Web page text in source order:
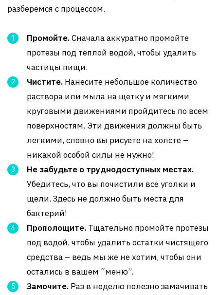
разберемся с процессом.
Промойте.Сначала аккуратно промойте
протезы под теплой водой, чтобы удалить
частицы пищи.
Чистите. Нанесите небольшое количество
раствора или мыла на щетку и мягкими
круговыми движениями пройдитесь по всем
поверхностям. Эти движения должны быть
легкими, словно вы рисуете на холсте –
никакой особой силы не нужно!
Не забудьте о труднодоступных местах.
Убедитесь, что вы почистили все уголки и
щели. Здесь не должно быть места для
бактерий!
Прополощите. Тщательно промойте протезы
под водой, чтобы удалить остатки чистящего
средства – ведь мы же не хотим, чтобы они
остались в вашем “меню”.
Замочите. Раз в неделю полезно замачивать